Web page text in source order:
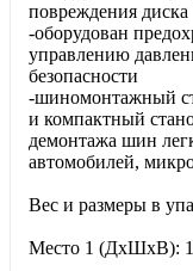
повреждения диска
-оборудован
управлению
безопасности
-шиномонтажный
и компактный
демонтажа шин
автомобилей,
Вес и размеры в
Место 1 (ДхШхВ):